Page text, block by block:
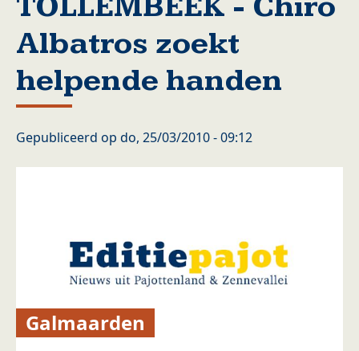
Albatros zoekt
helpende handen
Gepubliceerd op do, 25/03/2010 - 09:12
Galmaarden